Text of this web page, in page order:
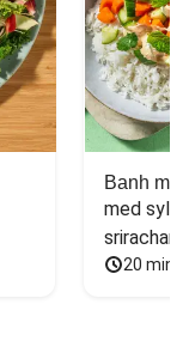
Banh mi-
med
20